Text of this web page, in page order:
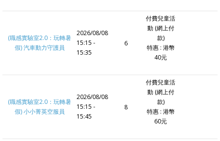
(職感實驗室2.0：玩轉暑
假) 汽車動力守護員
2026/08/08
15:15 -
15:35
6
付費兒童活
動 (網上付
款)
特惠 : 港幣
40元
(職感實驗室2.0：玩轉暑
假) 小小菁英空服員
2026/08/08
15:15 -
15:45
8
付費兒童活
動 (網上付
款)
特惠 : 港幣
60元